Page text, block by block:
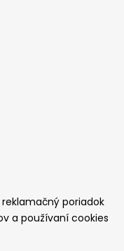
poriadok
a používaní cookies